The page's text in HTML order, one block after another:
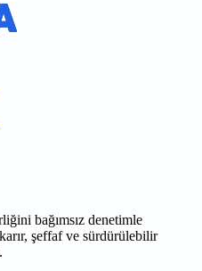
bağımsız denetimle
şeffaf ve sürdürülebilir